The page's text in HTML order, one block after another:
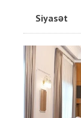
Siyasət